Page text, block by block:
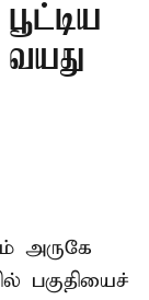
வயது
அருகே
பகுதியைச்